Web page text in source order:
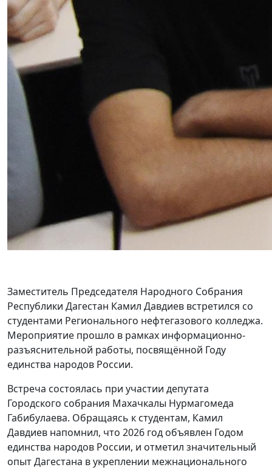
Заместитель Председателя Народного Собрания
Республики Дагестан Камил Давдиев встретился со
студентами Регионального нефтегазового колледжа.
Мероприятие прошло в рамках информационно-
разъяснительной работы, посвящённой Году
единства народов России.
Встреча состоялась при участии депутата
Городского собрания Махачкалы Нурмагомеда
Габибулаева. Обращаясь к студентам, Камил
Давдиев напомнил, что 2026 год объявлен Годом
единства народов России, и отметил значительный
опыт Дагестана в укреплении межнационального